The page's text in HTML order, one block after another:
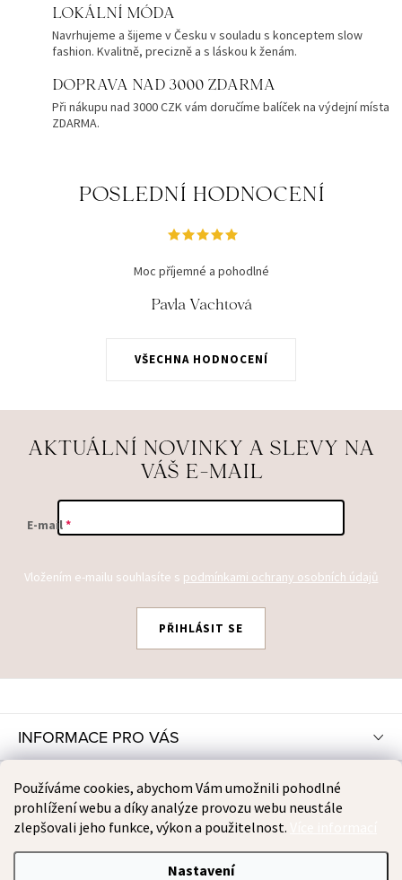
Používáme cookies, abychom Vám umožnili pohodlné
prohlížení webu a díky analýze provozu webu neustále
zlepšovali jeho funkce, výkon a použitelnost.
Nastavení
LOKÁLNÍ MÓDA
Navrhujeme a šijeme v Česku v souladu s konceptem slow
fashion. Kvalitně, precizně a s láskou k ženám.
DOPRAVA NAD 3000 ZDARMA
Při nákupu nad 3000 CZK vám doručíme balíček na výdejní místa
ZDARMA.
POSLEDNÍ HODNOCENÍ
VŠECHNA HODNOCENÍ
Moc příjemné a pohodlné
Pavla Vachtová
AKTUÁLNÍ NOVINKY A SLEVY NA
VÁŠ E-MAIL
E-mail
Vložením e-mailu souhlasíte s podmínkami ochrany osobních údajů
PŘIHLÁSIT SE
Z
A
INFORMACE PRO VÁS
INSTAGRAM
PŘIJÍMÁME ONLINE PLATBY